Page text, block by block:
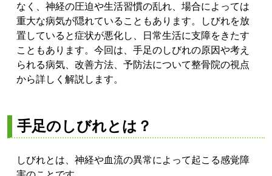
なく、神経の圧迫や生活習慣の乱れ、場合によっては
重大な病気が隠れていることもあります。
しびれを放
置していると症状が悪化し、日常生活に支障をきたす
こともあります。 今回は、手足のしびれの原因や考え
られる病気、改善方法、予防法について整骨院の視点
から詳しく解説します。
手足のしびれとは？
しびれとは、神経や血流の異常によって起こる感覚障